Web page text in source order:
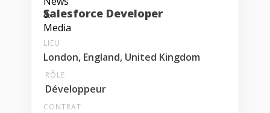
Salesforce Developer
LIEU
London, England, United Kingdom
RÔLE
Développeur
CONTRAT